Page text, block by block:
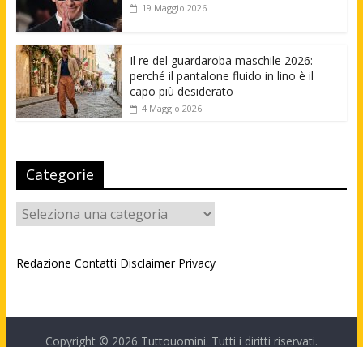
19 Maggio 2026
Il re del guardaroba maschile 2026:
perché il pantalone fluido in lino è il
capo più desiderato
4 Maggio 2026
Categorie
Categorie
Redazione Contatti Disclaimer Privacy
Copyright © 2026 Tuttouomini. Tutti i diritti riservati.